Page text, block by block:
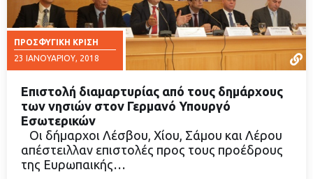
ΠΡΟΣΦΥΓΙΚΉ ΚΡΊΣΗ
23 ΙΑΝΟΥΑΡΊΟΥ, 2018
ΔΙΑΒΑΣΤΕ ΠΕΡΙΣΣΟΤΕΡΑ
Επιστολή διαμαρτυρίας από τους δημάρχους
των νησιών στον Γερμανό Υπουργό
Εσωτερικών
Oι δήμαρχοι Λέσβου, Χίου, Σάμου και Λέρου
απέστειλλαν επιστολές προς τους προέδρους
της Ευρωπαικής…